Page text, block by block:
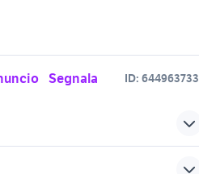
Segnala ID: 644963733